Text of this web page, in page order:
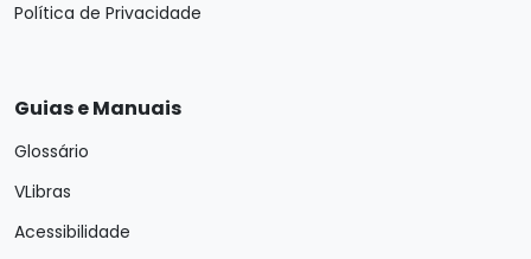
Política de Privacidade
Guias e Manuais
Glossário
VLibras
Acessibilidade